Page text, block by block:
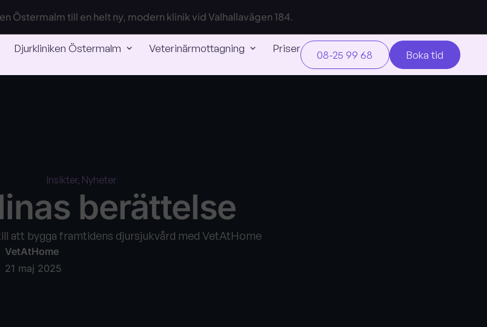
Östermalm till en helt ny, modern klinik vid Valhallavägen 184.
Djurkliniken Östermalm Veterinärmottagning Priser
08-25 99 68 Boka tid
Insikter, Nyheter
berättelse
att bygga framtidens djursjukvård med VetAtHome
VetAtHome
21 maj 2025